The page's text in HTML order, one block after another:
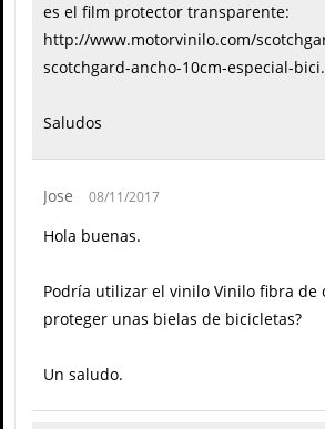
es el film protector transparente:
http://www.motorvinilo.com/
scotchgard-ancho-10cm-especial-
Saludos
Jose 08/11/2017
Hola buenas.
Podría utilizar el vinilo Vinilo fibra de
proteger unas bielas de bicicletas?
Un saludo.